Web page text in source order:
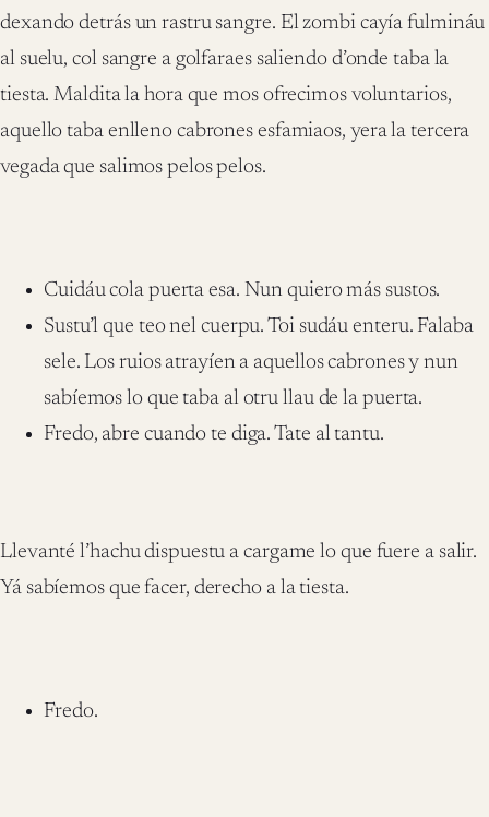
dexando detrás un rastru sangre. El zombi cayía fulmináu
al suelu, col sangre a golfaraes saliendo d’onde taba la
tiesta. Maldita la hora que mos ofrecimos voluntarios,
aquello taba enlleno cabrones esfamiaos, yera la tercera
vegada que salimos pelos pelos.
Cuidáu cola puerta esa. Nun quiero más sustos.
Sustu’l que teo nel cuerpu. Toi sudáu enteru. Falaba
sele. Los ruios atrayíen a aquellos cabrones y nun
sabíemos lo que taba al otru llau de la puerta.
Fredo, abre cuando te diga. Tate al tantu.
Llevanté l’hachu dispuestu a cargame lo que fuere a salir.
Yá sabíemos que facer, derecho a la tiesta.
Fredo.